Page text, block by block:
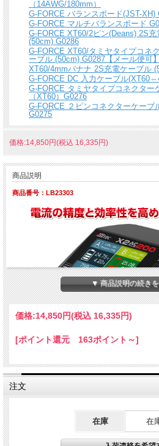
（14AWG/180mm）
G-FORCE バランスボード(JST-XH)
G-FORCE マルチバランスボード
G-FORCE XT60/2ピン(Deans) 2S充
(50cm) G0286
G-FORCE XT60/タミヤタイプコネ
ーブル (50cm) G0287【メール便可】
XT60/4mmバナナ 2S充電ケーブル
G-FORCE DC 入力ケーブル
G-FORCE タミヤタイプコネクター
（XT60）G0276
G-FORCE ２ピンコネクターケーブ
G0275
価格:14,850円(税込 16,335円)
商品説明
商品番号：LB23303
▼ 商品説明の続き
価格:14,850円(税込 16,335円)
[ポイント還元 163ポイント～]
注文
在庫 在